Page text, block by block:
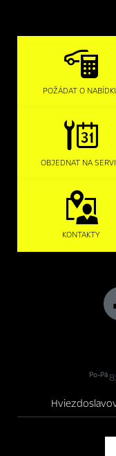
POŽÁDAT O
OBJEDNAT NA
KONTAKTY
Po-Pá